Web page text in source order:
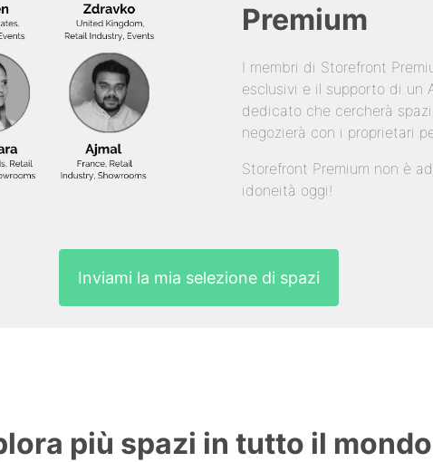
Premium
I membri di Storefront
esclusivi e il supporto di un
dedicato che cercherà
negozierà con i proprietari
Storefront Premium non è
idoneità oggi!
Inviami la mia selezione di spazi
più spazi in tutto il